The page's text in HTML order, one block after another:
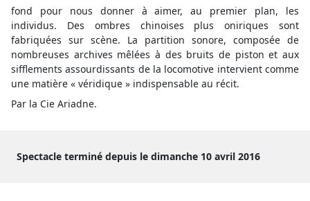
fond pour nous donner à aimer, au premier plan, les
individus. Des ombres chinoises plus oniriques sont
fabriquées sur scène. La partition sonore, composée de
nombreuses archives mêlées à des bruits de piston et aux
sifflements assourdissants de la locomotive intervient comme
une matière « véridique » indispensable au récit.
Par la Cie Ariadne.
Spectacle terminé depuis le dimanche 10 avril 2016